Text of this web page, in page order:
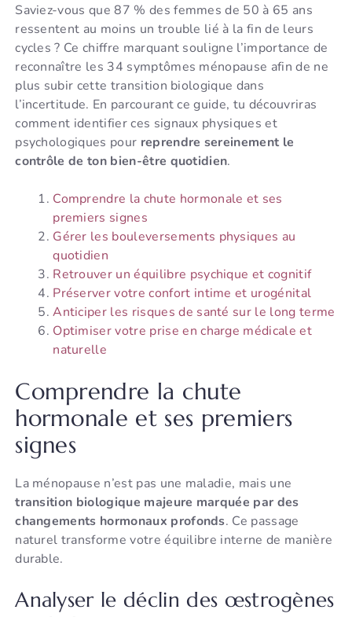
Saviez-vous que 87 % des femmes de 50 à 65 ans
ressentent au moins un trouble lié à la fin de leurs
cycles ? Ce chiffre marquant souligne l’importance de
reconnaître les 34 symptômes ménopause afin de ne
plus subir cette transition biologique dans
l’incertitude. En parcourant ce guide, tu découvriras
comment identifier ces signaux physiques et
psychologiques pour reprendre sereinement le
contrôle de ton bien-être quotidien.
Comprendre la chute hormonale et ses
premiers signes
Gérer les bouleversements physiques au
quotidien
Retrouver un équilibre psychique et cognitif
Préserver votre confort intime et urogénital
Anticiper les risques de santé sur le long terme
Optimiser votre prise en charge médicale et
naturelle
Comprendre la chute
hormonale et ses premiers
signes
La ménopause n’est pas une maladie, mais une
transition biologique majeure marquée par des
changements hormonaux profonds. Ce passage
naturel transforme votre équilibre interne de manière
durable.
Analyser le déclin des œstrogènes